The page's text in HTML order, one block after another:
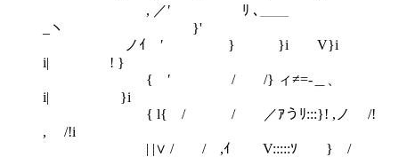
, ／′ ﾘ ､＿＿
_ヽ }'
ノｲ ′ } }i V}i
i| ! }
{ ′ / /} ィ≠=-＿、
i| }i
{ l{ / / ／ｱうﾘ:::}! ,ノ /!
, /!i
| |∨ / / ,ｲ V:::::ｿ } /